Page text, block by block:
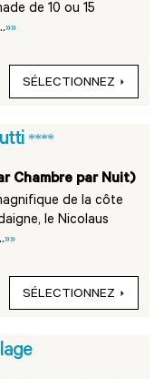
de 10 ou 15
»»
SÉLECTIONNEZ
****
Chambre par Nuit)
de la côte
le Nicolaus
»»
SÉLECTIONNEZ